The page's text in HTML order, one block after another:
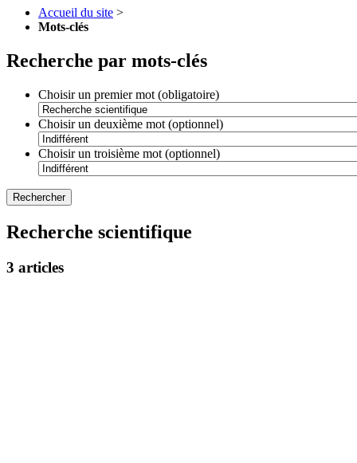
Accueil du site >
Mots-clés
Recherche par mots-clés
Choisir un premier mot (obligatoire)
Choisir un deuxième mot (optionnel)
Choisir un troisième mot (optionnel)
Recherche scientifique
3 articles